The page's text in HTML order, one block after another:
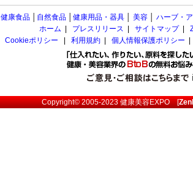
健康食品 自然食品 健康用品・器具 美容 ハーブ・
ホーム
プレスリリース サイトマップ|
Cookieポリシー
利用規約 個人情報保護ポリシー
Copyright© 2005-2023健康美容EXPO[